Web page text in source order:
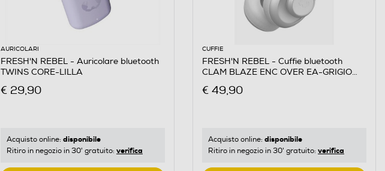
AURICOLARI
FRESH'N REBEL - Auricolare bluetooth
TWINS CORE-LILLA
€ 29,90
Acquisto online: disponibile
Ritiro in negozio in 30' gratuito: verifica
CUFFIE
FRESH'N REBEL - Cuffie bluetooth
CLAM BLAZE ENC OVER EA-GRIGIO
€ 49,90
Acquisto online: disponibile
Ritiro in negozio in 30' gratuito: verifica